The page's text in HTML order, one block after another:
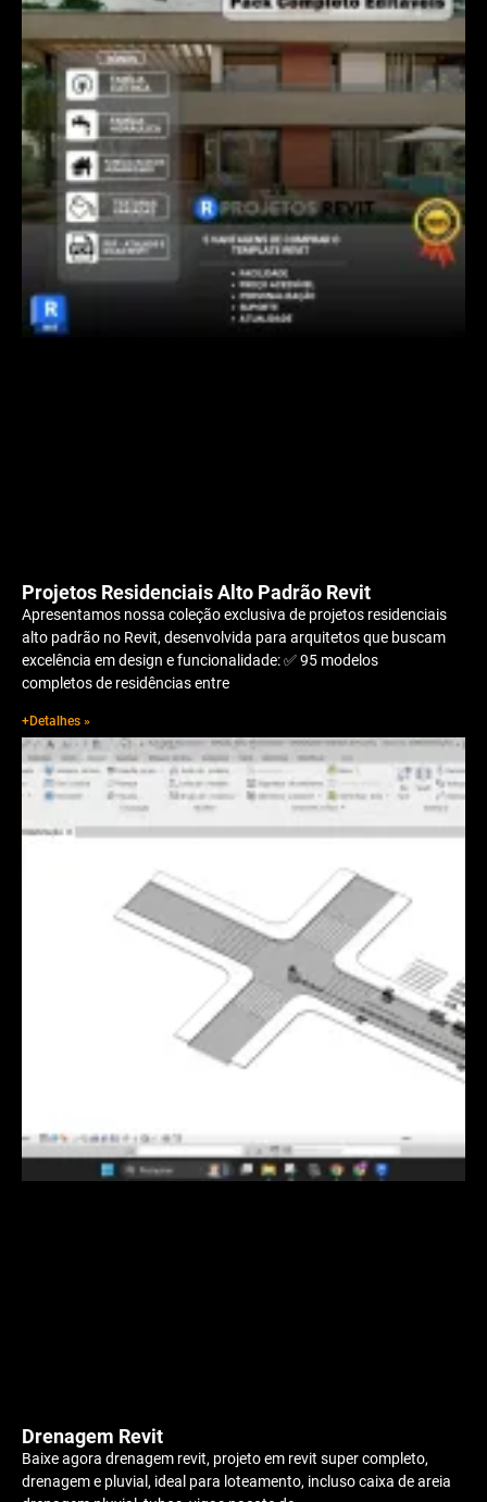
Projetos Residenciais Alto Padrão Revit
Apresentamos nossa coleção exclusiva de projetos residenciais
alto padrão no Revit, desenvolvida para arquitetos que buscam
excelência em design e funcionalidade: ✅ 95 modelos
completos de residências entre
+Detalhes »
Drenagem Revit
Baixe agora drenagem revit, projeto em revit super completo,
drenagem e pluvial, ideal para loteamento, incluso caixa de areia